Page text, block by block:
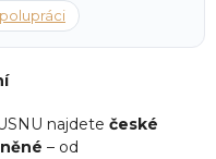
najdete české
– od